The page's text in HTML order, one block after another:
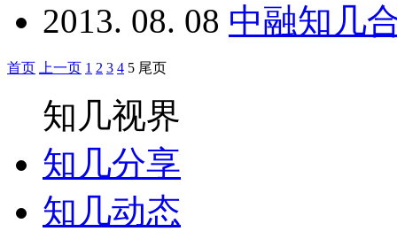
2013. 08. 08 中融知几
首页 上一页 1 2 3 4 5 尾页
知几视界
知几分享
知几动态